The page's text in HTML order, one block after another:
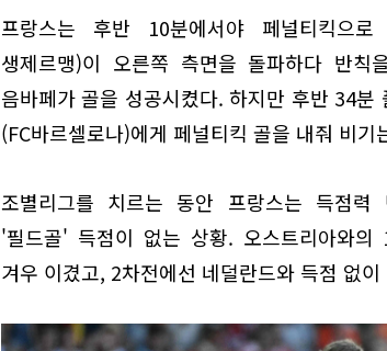
프랑스는 후반 10분에서야 페널티킥으
생제르맹)이 오른쪽 측면을 돌파하다 반
음바페가 골을 성공시켰다. 하지만 후반 34
(FC바르셀로나)에게 페널티킥 골을 내줘 비기
조별리그를 치르는 동안 프랑스는 득점
'필드골' 득점이 없는 상황. 오스트리아와
겨우 이겼고, 2차전에선 네덜란드와 득점 없이